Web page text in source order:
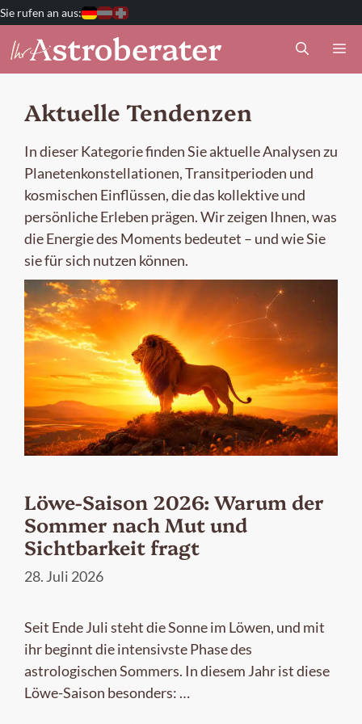
Zum
springen
Deutschland
Österreich
Schweiz
Aktuelle Tendenzen
In dieser Kategorie finden Sie aktuelle Analysen zu
Planetenkonstellationen, Transitperioden und
kosmischen Einflüssen, die das kollektive und
persönliche Erleben prägen. Wir zeigen Ihnen, was
die Energie des Moments bedeutet – und wie Sie
sie für sich nutzen können.
Löwe-Saison 2026: Warum der
Sommer nach Mut und
Sichtbarkeit fragt
28. Juli 2026
Seit Ende Juli steht die Sonne im Löwen, und mit
ihr beginnt die intensivste Phase des
astrologischen Sommers. In diesem Jahr ist diese
Löwe-Saison besonders: …